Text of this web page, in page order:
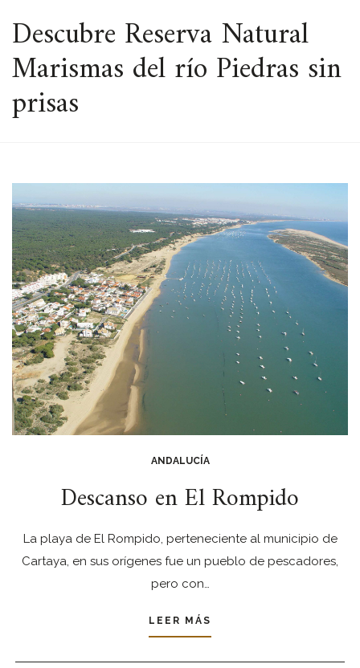
ESPACIO
Descubre Reserva Natural
Marismas del río Piedras sin
prisas
ANDALUCÍA
Descanso en El Rompido
La playa de El Rompido, perteneciente al municipio de
Cartaya, en sus orígenes fue un pueblo de pescadores,
pero con…
LEER MÁS